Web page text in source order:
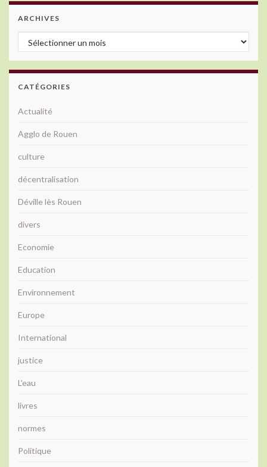
ARCHIVES
Archives
CATÉGORIES
Actualité
Agglo de Rouen
culture
décentralisation
Déville lès Rouen
divers
Economie
Education
Environnement
Europe
International
justice
L'eau
livres
normes
Politique